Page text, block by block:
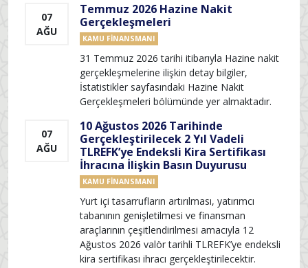
07
AĞU
Temmuz 2026 Hazine Nakit
Gerçekleşmeleri
KAMU FINANSMANI
31 Temmuz 2026 tarihi itibarıyla Hazine nakit
gerçekleşmelerine ilişkin detay bilgiler,
İstatistikler sayfasındaki Hazine Nakit
Gerçekleşmeleri bölümünde yer almaktadır.
07
AĞU
10 Ağustos 2026 Tarihinde
Gerçekleştirilecek 2 Yıl Vadeli
TLREFK’ye Endeksli Kira Sertifikası
İhracına İlişkin Basın Duyurusu
KAMU FINANSMANI
Yurt içi tasarrufların artırılması, yatırımcı
tabanının genişletilmesi ve finansman
araçlarının çeşitlendirilmesi amacıyla 12
Ağustos 2026 valör tarihli TLREFK’ye endeksli
kira sertifikası ihracı gerçekleştirilecektir.